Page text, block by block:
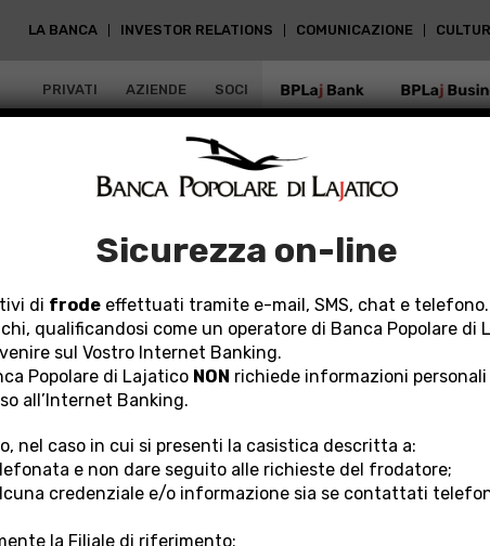
LA BANCA INVESTOR RELATIONS COMUNICAZIONE
PRIVATI AZIENDE SOCI BPLAJ BANK BPLAJ
Sicurezza on-line
di frodeeffettuati tramite e-mail, SMS, chat e telefono.
qualificandosi come un operatore di Banca Popolare di
sul Vostro Internet Banking.
Popolare di Lajatico NON richiede informazioni personali
all’Internet Banking.
nel caso in cui si presenti la casistica descritta a:
e non dare seguito alle richieste del frodatore;
credenziale e/o informazione sia se contattati
la Filiale di riferimento;